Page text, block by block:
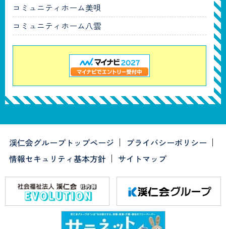
コミュニティホーム美唄
コミュニティホーム八雲
渓仁会グループトップページ
プライバシーポリシー
情報セキュリティ基本方針
サイトマップ